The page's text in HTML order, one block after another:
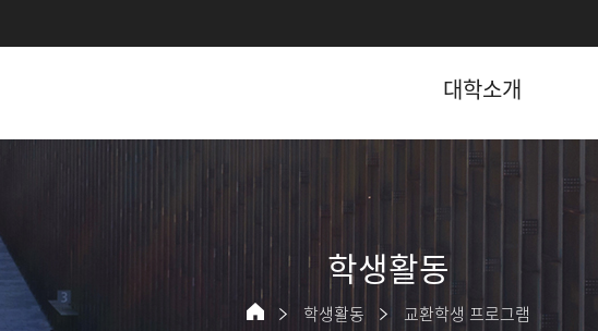
대학소개
학생활동
학생활동 교환학생 프로그램